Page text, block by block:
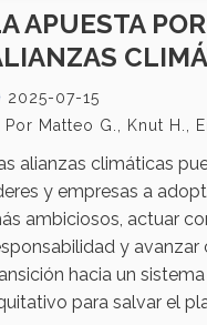
APUESTA
2025-07-15
Por Matteo G., Knut H.,
alianzas climáticas
y empresas a
ambiciosos, actuar
y avanzar
hacia un
para salvar el